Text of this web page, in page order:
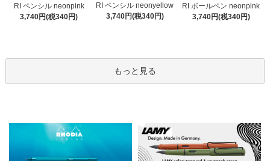
RI ペンシル neonpink
3,740円(税340円)
RI ペンシル neonyellow
3,740円(税340円)
RI ボールペン neonpink
3,740円(税340円)
もっと見る